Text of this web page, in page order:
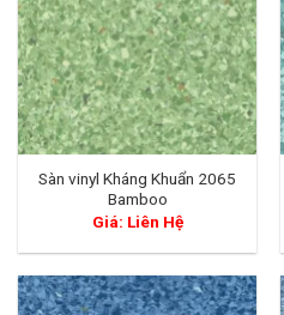
Sàn vinyl Kháng Khuẩn 2065
Bamboo
Giá: Liên Hệ